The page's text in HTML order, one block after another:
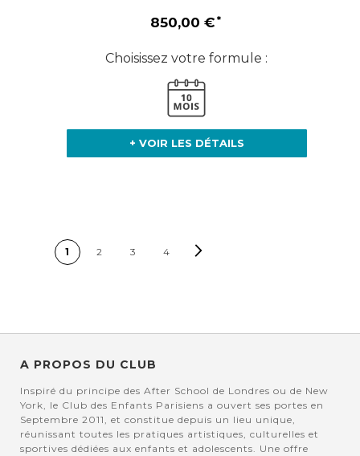
850,00 €
Choisissez votre formule :
+ VOIR LES DÉTAILS
PAGE
Vous lisez actuellement la page
1 Page
2 3 4
A PROPOS DU CLUB
Inspiré du principe des After School de Londres ou de New
York, le Club des Enfants Parisiens a ouvert ses portes en
Septembre 2011, et constitue depuis un lieu unique,
réunissant toutes les pratiques artistiques, culturelles et
sportives dédiées aux enfants et adolescents. Une offre